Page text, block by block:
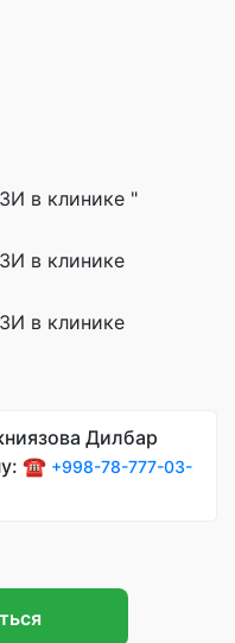
в клинике "
в клинике
в клинике
Дилбар
☎️ +998-78-777-03-